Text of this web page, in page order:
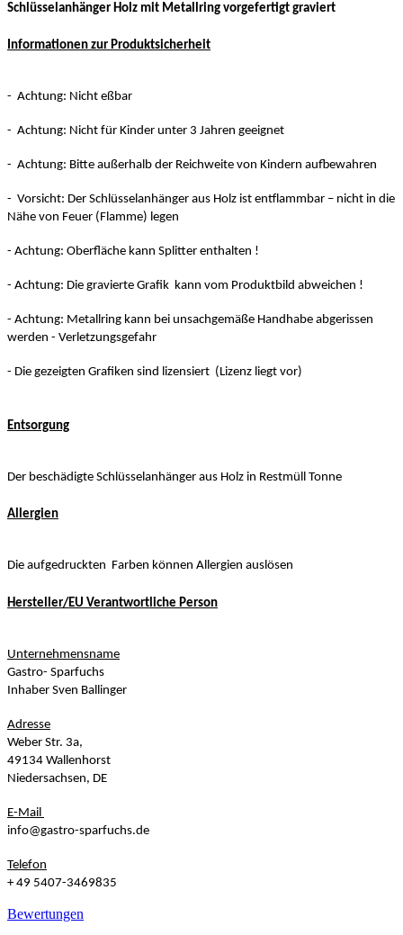
Schlüsselanhänger Holz mit Metallring vorgefertigt graviert
Informationen zur Produktsicherheit
- Achtung: Nicht eßbar
- Achtung: Nicht für Kinder unter 3 Jahren geeignet
- Achtung: Bitte außerhalb der Reichweite von Kindern aufbewahren
- Vorsicht: Der Schlüsselanhänger aus Holz ist entflammbar – nicht in die
Nähe von Feuer (Flamme) legen
- Achtung: Oberfläche kann Splitter enthalten !
- Achtung: Die gravierte Grafik kann vom Produktbild abweichen !
- Achtung: Metallring kann bei unsachgemäße Handhabe abgerissen
werden - Verletzungsgefahr
- Die gezeigten Grafiken sind lizensiert (Lizenz liegt vor)
Entsorgung
Der beschädigte Schlüsselanhänger aus Holz in Restmüll Tonne
Allergien
Die aufgedruckten Farben können Allergien auslösen
Hersteller/EU Verantwortliche Person
Unternehmensname
Gastro- Sparfuchs
Inhaber Sven Ballinger
Adresse
Weber Str. 3a,
49134 Wallenhorst
Niedersachsen, DE
E-Mail
info@gastro-sparfuchs.de
Telefon
+ 49 5407-3469835
Bewertungen